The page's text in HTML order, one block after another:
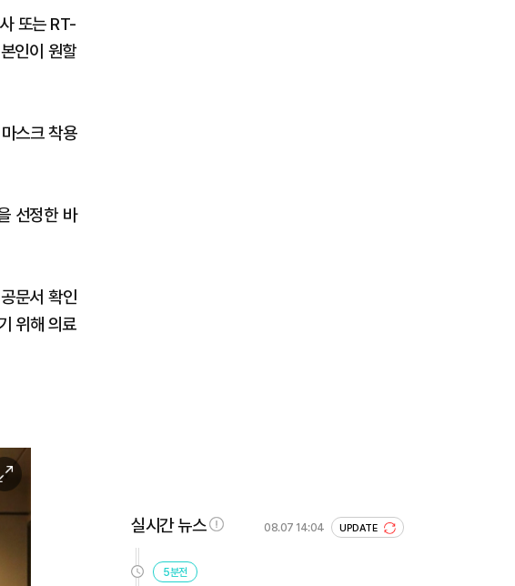
또는 RT-
인이 원할
스크 착용
선정한 바
문서 확인
위해 의료
실시간 뉴스 08.07 14:04 UPDATE
5분전